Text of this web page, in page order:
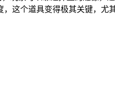
这个道具变得极其关键，